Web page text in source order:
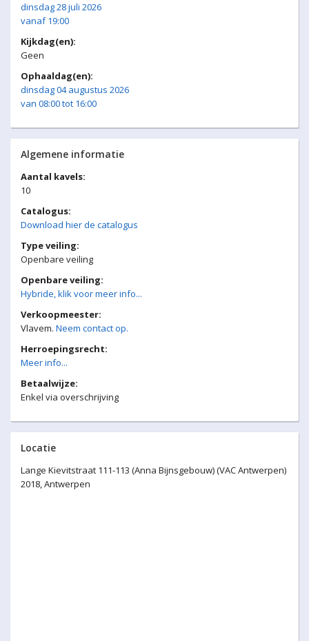
dinsdag 28 juli 2026
vanaf 19:00
Kijkdag(en):
Geen
Ophaaldag(en):
dinsdag 04 augustus 2026
van 08:00 tot 16:00
Algemene informatie
Aantal kavels:
10
Catalogus:
Download hier de catalogus
Type veiling:
Openbare veiling
Openbare veiling:
Hybride, klik voor meer info...
Verkoopmeester:
Vlavem. Neem contact op.
Herroepingsrecht:
Meer info...
Betaalwijze:
Enkel via overschrijving
Locatie
Lange Kievitstraat 111-113 (Anna Bijnsgebouw) (VAC Antwerpen)
2018, Antwerpen